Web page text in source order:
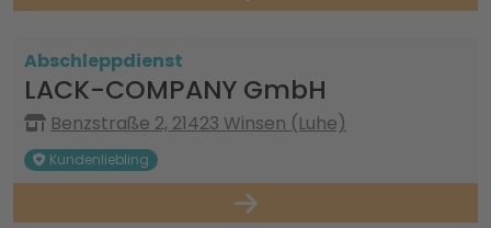
Abschleppdienst
LACK-COMPANY GmbH
Benzstraße 2, 21423 Winsen (Luhe)
Kundenliebling